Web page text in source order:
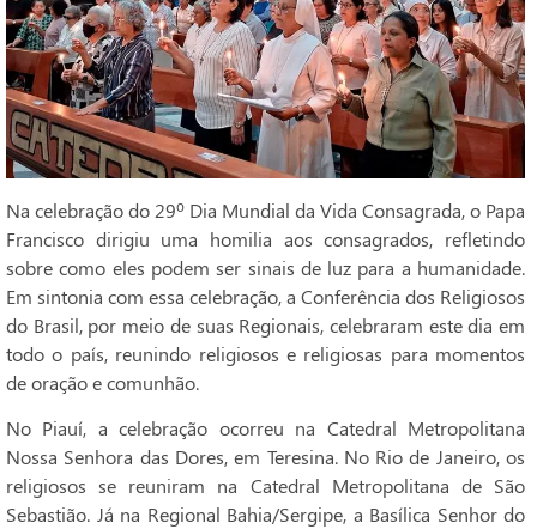
Na celebração do 29º Dia Mundial da Vida Consagrada, o Papa
Francisco dirigiu uma homilia aos consagrados, refletindo
sobre como eles podem ser sinais de luz para a humanidade.
Em sintonia com essa celebração, a Conferência dos Religiosos
do Brasil, por meio de suas Regionais, celebraram este dia em
todo o país, reunindo religiosos e religiosas para momentos
de oração e comunhão.
No Piauí, a celebração ocorreu na Catedral Metropolitana
Nossa Senhora das Dores, em Teresina. No Rio de Janeiro, os
religiosos se reuniram na Catedral Metropolitana de São
Sebastião. Já na Regional Bahia/Sergipe, a Basílica Senhor do